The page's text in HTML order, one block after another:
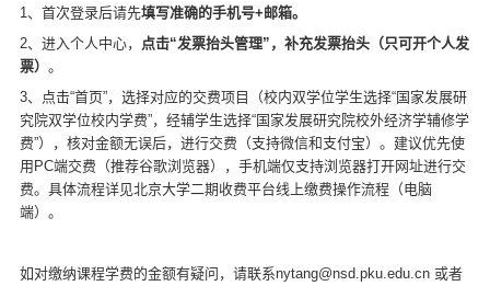
1 、首次登录后请先填写准确的手机号+邮箱。
2、进入个人中心， 点击“发票抬头管理” ，补充发票抬头（只可开个人发
票） 。
3、点击“首页”，选择对应的交费项目（校内双学位学生选择“国家发展研
究院双学位校内学费”，经辅学生选择“国家发展研究院校外经济学辅修学
费”），核对金额无误后，进行交费（支持微信和支付宝）。建议优先使
用PC端交费（推荐谷歌浏览器），手机端仅支持浏览器打开网址进行交
费。具体流程详见北京大学二期收费平台线上缴费操作流程（电脑
端） 。
如对缴纳课程学费的金额有疑问，请联系nytang@nsd.pku.edu.cn 或者